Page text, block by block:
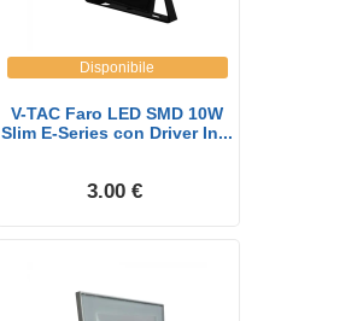
Disponibile
V-TAC Faro LED SMD 10W
Slim E-Series con Driver In...
3.00 €